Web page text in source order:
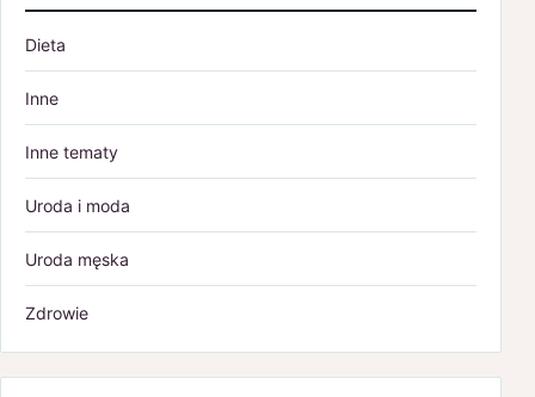
Dieta
Inne
Inne tematy
Uroda i moda
Uroda męska
Zdrowie